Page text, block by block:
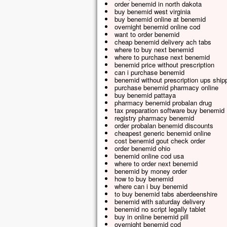
order benemid in north dakota
buy benemid west virginia
buy benemid online at benemid
overnight benemid online cod
want to order benemid
cheap benemid delivery ach tabs
where to buy next benemid
where to purchase next benemid
benemid price without prescription
can i purchase benemid
benemid without prescription ups
purchase benemid pharmacy online
buy benemid pattaya
pharmacy benemid probalan drug
tax preparation software buy benemid
registry pharmacy benemid
order probalan benemid discounts
cheapest generic benemid online
cost benemid gout check order
order benemid ohio
benemid online cod usa
where to order next benemid
benemid by money order
how to buy benemid
where can i buy benemid
to buy benemid tabs aberdeenshire
benemid with saturday delivery
benemid no script legally tablet
buy in online benemid pill
overnight benemid cod